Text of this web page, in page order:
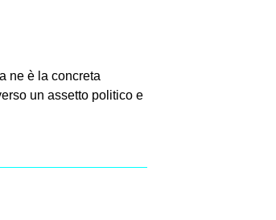
ne è la concreta
un assetto politico e